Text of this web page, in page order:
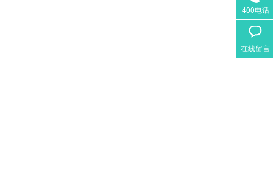
400电话
在线留言